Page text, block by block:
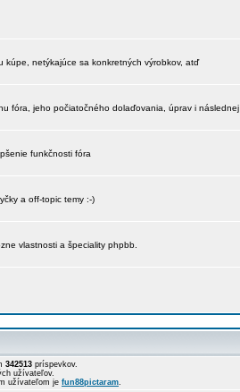
kúpe, netýkajúce sa konkretných výrobkov, atď
fóra, jeho počiatočného dolaďovania, úprav i
funkčnosti fóra
a off-topic temy :-)
vlastnosti a špeciality phpbb.
342513 príspevkov.
užívateľov.
užívateľom je fun88pictaram.